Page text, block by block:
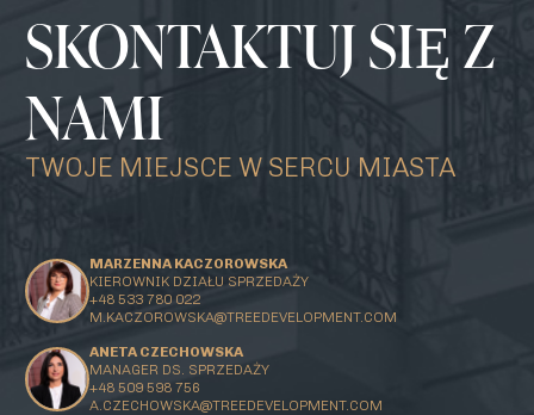
SKONTAKTUJ SIĘ Z
NAMI
TWOJE MIEJSCE W SERCU MIASTA
MARZENNA KACZOROWSKA
KIEROWNIK DZIAŁU SPRZEDAŻY
+48 533 780 022
M.KACZOROWSKA@TREEDEVELOPMENT.COM
ANETA CZECHOWSKA
MANAGER DS. SPRZEDAŻY
+48 509 598 756
A.CZECHOWSKA@TREEDEVELOPMENT.COM